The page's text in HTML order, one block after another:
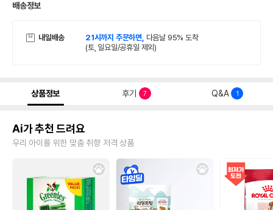
배송정보
내일배송 21시까지 주문하면, 다음날 95% 도착
(토, 일요일/공휴일 제외)
상품정보 후기 7 Q&A 1
Ai가 추천 드려요
우리 아이를 위한 맞춤 취향 저격 상품